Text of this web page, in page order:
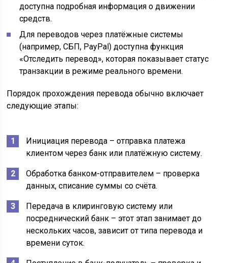
доступна подробная информация о движении
средств.
Для переводов через платёжные системы
(например, СБП, PayPal) доступна функция
«Отследить перевод», которая показывает статус
транзакции в режиме реального времени.
Порядок прохождения перевода обычно включает
следующие этапы:
Инициация перевода – отправка платежа
клиентом через банк или платёжную систему.
Обработка банком-отправителем – проверка
данных, списание суммы со счёта.
Передача в клиринговую систему или
посреднический банк – этот этап занимает до
нескольких часов, зависит от типа перевода и
времени суток.